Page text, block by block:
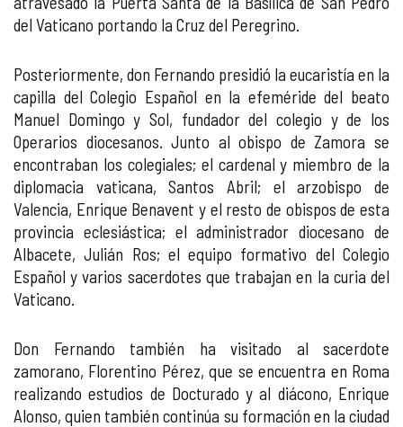
del Vaticano portando la Cruz del Peregrino.
Posteriormente, don Fernando presidió la eucaristía en la
capilla del Colegio Español en la efeméride del beato
Manuel Domingo y Sol, fundador del colegio y de los
Operarios diocesanos. Junto al obispo de Zamora se
encontraban los colegiales; el cardenal y miembro de la
diplomacia vaticana, Santos Abril; el arzobispo de
Valencia, Enrique Benavent y el resto de obispos de esta
provincia eclesiástica; el administrador diocesano de
Albacete, Julián Ros; el equipo formativo del Colegio
Español y varios sacerdotes que trabajan en la curia del
Vaticano.
Don Fernando también ha visitado al sacerdote
zamorano, Florentino Pérez, que se encuentra en Roma
realizando estudios de Docturado y al diácono, Enrique
Alonso, quien también continúa su formación en la ciudad